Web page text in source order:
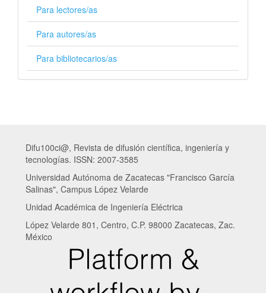
Para lectores/as
Para autores/as
Para bibliotecarios/as
Difu100ci@, Revista de difusión científica, ingeniería y
tecnologías. ISSN: 2007-3585
Universidad Autónoma de Zacatecas "Francisco García
Salinas", Campus López Velarde
Unidad Académica de Ingeniería Eléctrica
López Velarde 801, Centro, C.P. 98000 Zacatecas, Zac.
México